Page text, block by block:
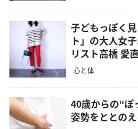
子どもっぽく
ト」の大人女
リスト高橋 愛
心と体
40歳からの“ぽ
姿勢をととの